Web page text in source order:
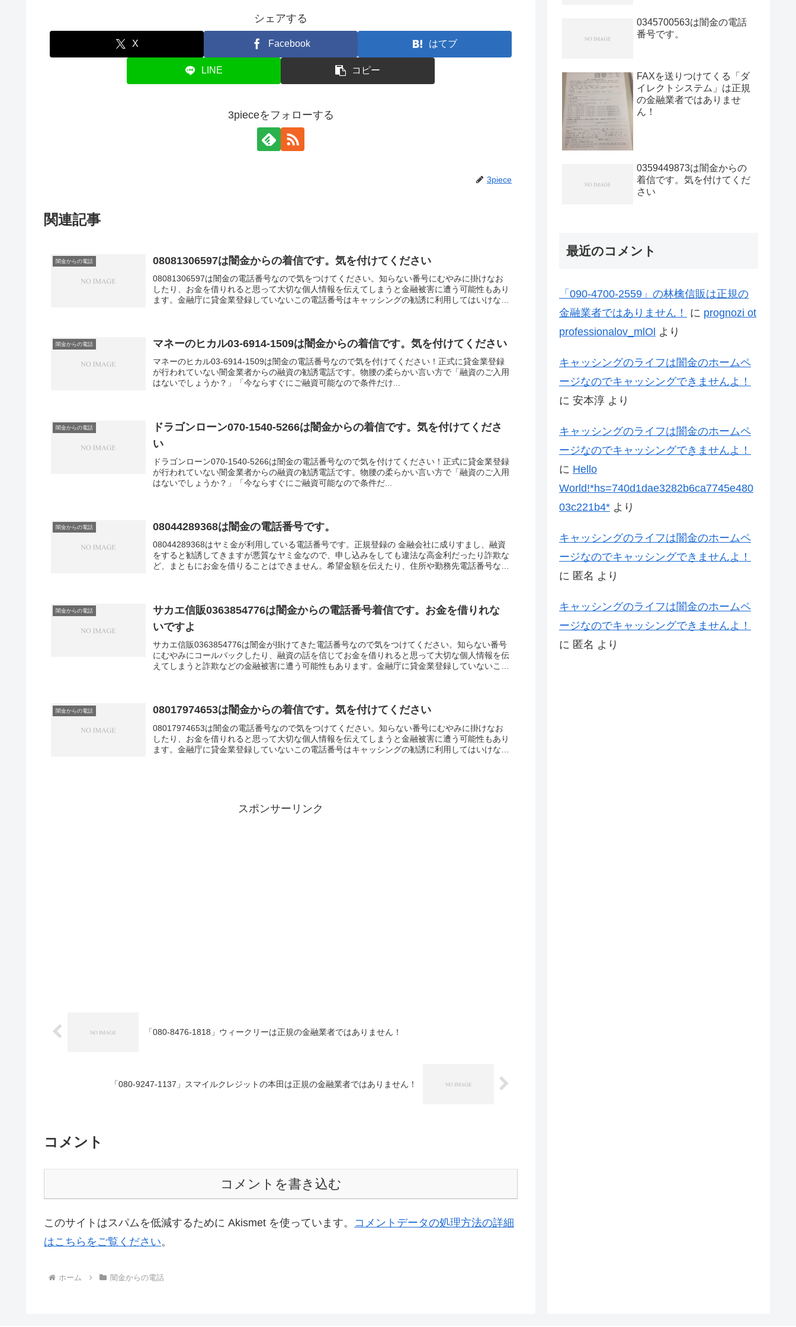
シェアする
X Facebook はてブ
LINE コピー
3pieceをフォローする
3piece
関連記事
闇金からの電話 08081306597は闇金からの着信です。気を付けてください
08081306597は闇金の電話番号なので気をつけてください。知らない番号にむやみに掛けなお
したり、お金を借りれると思って大切な個人情報を伝えてしまうと金融被害に遭う可能性もあり
ます。金融庁に貸金業登録していないこの電話番号はキャッシングの勧誘に利用してはいけない
闇金からの電話 マネーのヒカル03-6914-1509は闇金からの着信です。気を付けてください
マネーのヒカル03-6914-1509は闇金の電話番号なので気を付けてください！正式に貸金業登録
が行われていない闇金業者からの融資の勧誘電話です。物腰の柔らかい言い方で「融資のご入用
はないでしょうか？」「今ならすぐにご融資可能なので条件だけ...
闇金からの電話
ドラゴンローン070-1540-5266は闇金からの着信です。気を付けてくださ
い
ドラゴンローン070-1540-5266は闇金の電話番号なので気を付けてください！正式に貸金業登録
が行われていない闇金業者からの融資の勧誘電話です。物腰の柔らかい言い方で「融資のご入用
はないでしょうか？」「今ならすぐにご融資可能なので条件だ...
闇金からの電話 08044289368は闇金の電話番号です。
08044289368はヤミ金が利用している電話番号です。正規登録の 金融会社に成りすまし、融資
をすると勧誘してきますが悪質なヤミ金なので、申し込みをしても違法な高金利だったり詐欺な
ど、まともにお金を借りることはできません。希望金額を伝えたり、住所や勤務先電話番号など
無料相談可能な法律家に任せましょう。
闇金からの電話
サカエ信販0363854776は闇金からの電話番号着信です。お金を借りれな
いですよ
サカエ信販0363854776は闇金が掛けてきた電話番号なので気をつけてください。知らない番号
にむやみにコールバックしたり、融資の話を信じてお金を借りれると思って大切な個人情報を伝
えてしまうと詐欺などの金融被害に遭う可能性もあります。金融庁に貸金業登録していないこの
闇金からの電話 08017974653は闇金からの着信です。気を付けてください
08017974653は闇金の電話番号なので気をつけてください。知らない番号にむやみに掛けなお
したり、お金を借りれると思って大切な個人情報を伝えてしまうと金融被害に遭う可能性もあり
ます。金融庁に貸金業登録していないこの電話番号はキャッシングの勧誘に利用してはいけない
スポンサーリンク
「080-8476-1818」ウィークリーは正規の金融業者ではありません！
「080-9247-1137」スマイルクレジットの本田は正規の金融業者ではありません！
コメント
コメントを書き込む
このサイトはスパムを低減するために Akismet を使っています。 コメントデータの処理方法の詳細
はこちらをご覧ください。
ホーム 闇金からの電話
0345700563は闇金の電話
番号です。
FAXを送りつけてくる「ダ
イレクトシステム」は正規
の金融業者ではありませ
ん！
0359449873は闇金からの
着信です。気を付けてくだ
さい
最近のコメント
「090-4700-2559」の林檎信販は正規の
金融業者ではありません！
に prognozi ot
professionalov_mlOl より
キャッシングのライフは闇金のホームペ
ージなのでキャッシングできませんよ！
に 安本淳 より
キャッシングのライフは闇金のホームペ
ージなのでキャッシングできませんよ！
に Hello
World!*hs=740d1dae3282b6ca7745e480
03c221b4* より
キャッシングのライフは闇金のホームペ
ージなのでキャッシングできませんよ！
に 匿名 より
キャッシングのライフは闇金のホームペ
ージなのでキャッシングできませんよ！
に 匿名 より